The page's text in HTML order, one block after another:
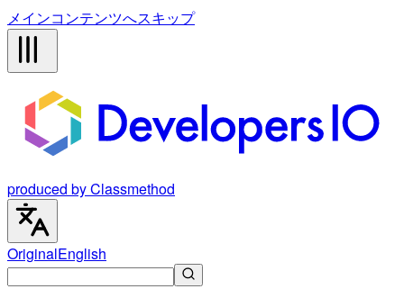
メインコンテンツへスキップ
produced by Classmethod
OriginalEnglish